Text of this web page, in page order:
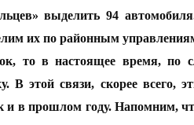
выделить 94
их по районным
то в настоящее время, по
В этой связи, скорее всего,
и в прошлом году. Напомним,